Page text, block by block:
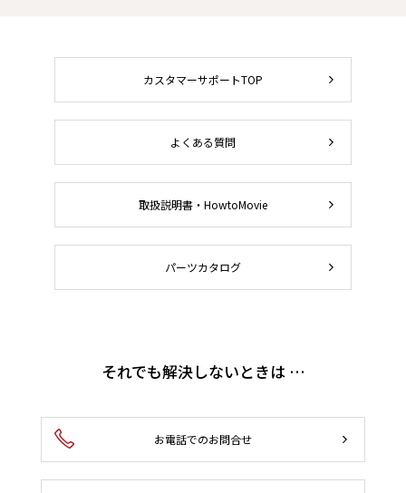
カスタマーサポートTOP
よくある質問
取扱説明書・HowtoMovie
パーツカタログ
それでも解決しないときは …
お電話でのお問合せ